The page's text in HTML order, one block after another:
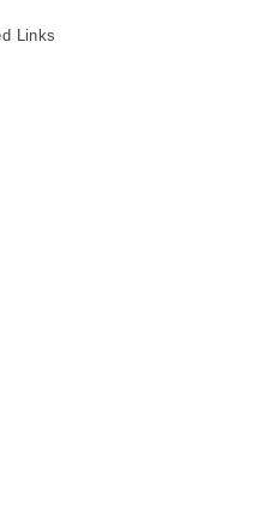
Links